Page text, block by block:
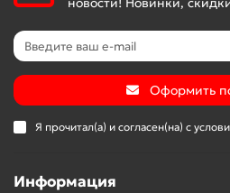
Оформить
Я прочитал(а) и согласен(на) с
Информация